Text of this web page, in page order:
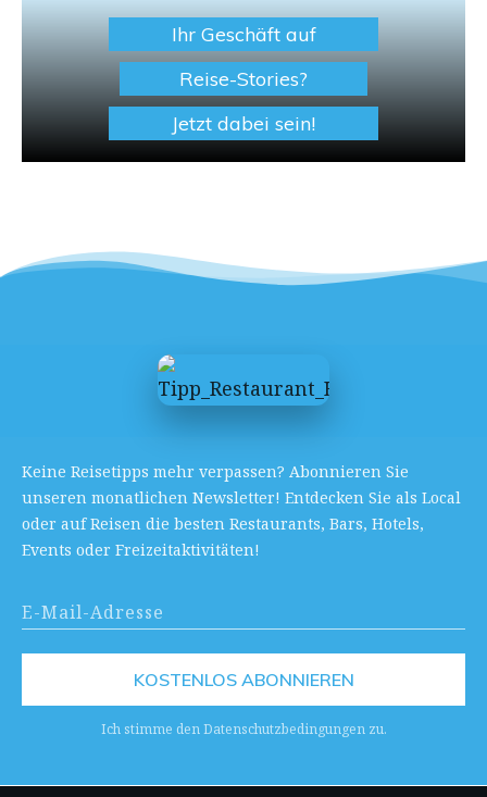
Ihr Geschäft auf
Reise-Stories?
Jetzt dabei sein!
Keine Reisetipps mehr verpassen? Abonnieren Sie
unseren monatlichen Newsletter! Entdecken Sie als Local
oder auf Reisen die besten Restaurants, Bars, Hotels,
Events oder Freizeitaktivitäten!
KOSTENLOS ABONNIEREN
Ich stimme den Datenschutzbedingungen zu.